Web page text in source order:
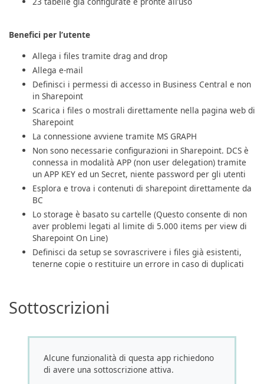
Benefici per l’utente
Allega i files tramite drag and drop
Allega e-mail
Definisci i permessi di accesso in Business Central e non
in Sharepoint
Scarica i files o mostrali direttamente nella pagina web di
Sharepoint
La connessione avviene tramite MS GRAPH
Non sono necessarie configurazioni in Sharepoint. DCS è
connessa in modalità APP (non user delegation) tramite
un APP KEY ed un Secret, niente password per gli utenti
Esplora e trova i contenuti di sharepoint direttamente da
BC
Lo storage è basato su cartelle (Questo consente di non
aver problemi legati al limite di 5.000 items per view di
Sharepoint On Line)
Definisci da setup se sovrascrivere i files già esistenti,
tenerne copie o restituire un errore in caso di duplicati
Sottoscrizioni
Alcune funzionalità di questa app richiedono
di avere una sottoscrizione attiva.